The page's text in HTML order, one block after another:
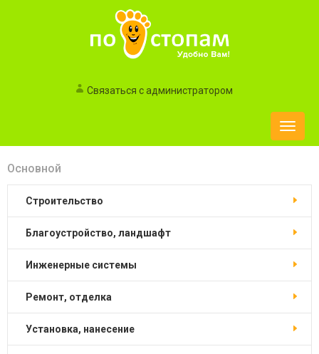
Связаться с администратором
Toggle
Основной
строительство
благоустройство, ландшафт
инженерные системы
ремонт, отделка
установка, нанесение